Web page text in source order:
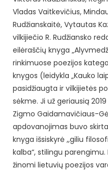
Vladas Vaitkevičius,
Rudžianskaitė, Vytautas
vilkijiečio R. Rudžiansko
eilėraščių knyga
rinkimuose poezijos
knygos (leidykla „Kauko
pasidžiaugta ir vilkijietės
sėkme. Ji už geriausią
Zigmo Gaidamavičiaus-
apdovanojimas buvo
knyga išsiskyrė ,,giliu
kalba“, stilingu
žinomi lietuvių poezijos